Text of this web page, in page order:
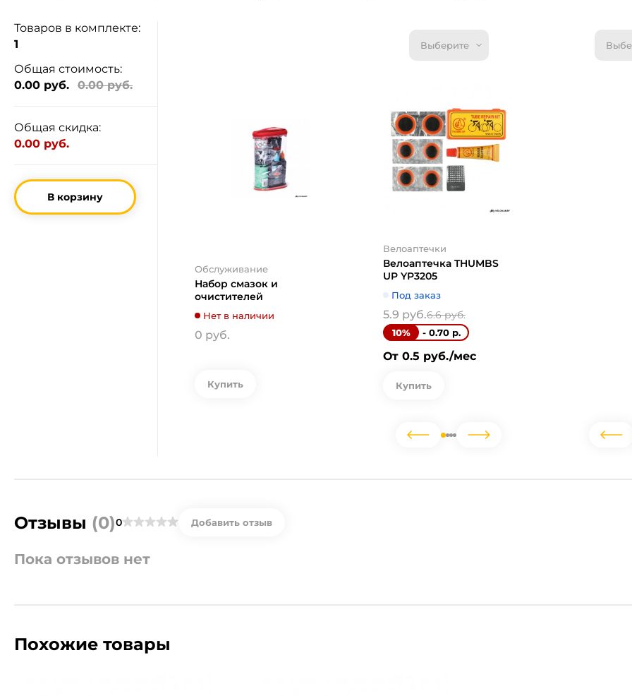
Товаров в комплекте:
1
Общая стоимость:
0.00 руб.
0.00 руб.
Общая скидка:
0.00 руб.
В корзину
Обслуживание
Набор смазок и
очистителей
Нет в наличии
0 руб.
Купить
Выберите
Велоаптечки
Велоаптечка THUMBS
UP YP3205
Под заказ
5.9 руб.6.6 руб.
10% - 0.70 р.
От 0.5 руб./мес
Купить
Отзывы (0)0 Добавить отзыв
Пока отзывов нет
Похожие товары